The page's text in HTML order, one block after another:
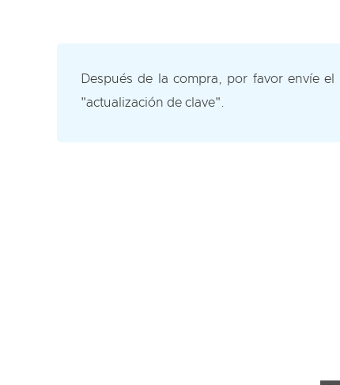
Después de la compra, por favor envíe
"actualización de clave".